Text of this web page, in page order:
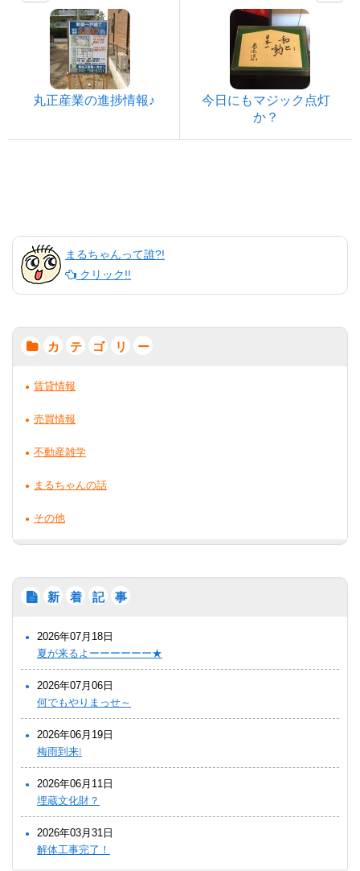
丸正産業の進捗情報♪
今日にもマジック点灯
か？
まるちゃんって誰?!
クリック!!
カ テ ゴ リ ー
賃貸情報
売買情報
不動産雑学
まるちゃんの話
その他
新 着 記 事
2026年07月18日
夏が来るよーーーーーー★
2026年07月06日
何でもやりまっせ～
2026年06月19日
梅雨到来❕
2026年06月11日
埋蔵文化財？
2026年03月31日
解体工事完了！